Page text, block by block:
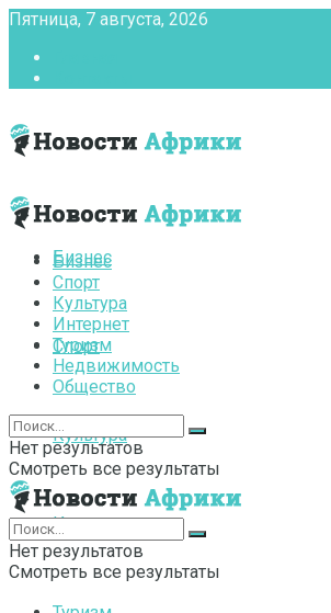
Пятница, 7 августа, 2026
Бизнес
Спорт
Культура
Интернет
Бизнес
Спорт
Культура
Интернет
Туризм
Недвижимость
Общество
Нет результатов
Смотреть все результаты
Нет результатов
Смотреть все результаты